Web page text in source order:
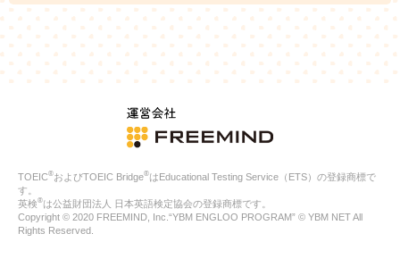
て広告を配信することがあります。第三者広告配信事業者が、こ
れらの情報を広告配信以外の目的で利用することはありません。
4.
個人情報の第三者への提供
当社は、次の場合を除き、ご本人の同意なしに個人情報を第三者
に提供することはありません。
ご本人の同意がある場合
法令に基づく場合
人の生命、身体または財産の保護のために必要がある場合であ
公衆衛生の向上または児童の健全な育成の推進のために特に必
合
特定した利用目的の達成に必要な範囲内において、個人情報の
TOEIC®およびTOEIC Bridge®はEducational Testing Service（ETS）の登録商標で
す。
英検®は公益財団法人 日本英語検定協会の登録商標です。
Copyright © 2020 FREEMIND, Inc.“YBM ENGLOO PROGRAM” © YBM NET All
Rights Reserved.